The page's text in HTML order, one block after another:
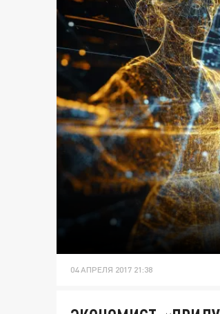
04 АПРЕЛЯ 2017 21:38